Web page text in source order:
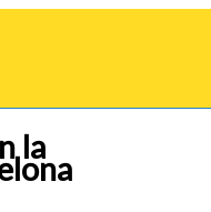
la